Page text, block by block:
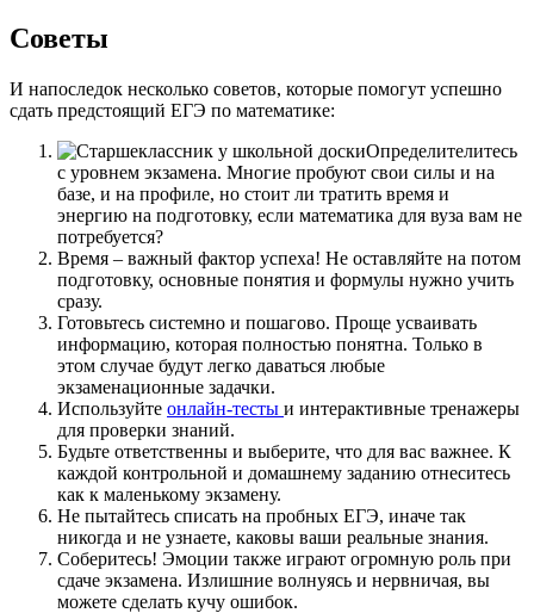
Советы
И напоследок несколько советов, которые помогут успешно
сдать предстоящий ЕГЭ по математике:
Определителитесь
с уровнем экзамена. Многие пробуют свои силы и на
базе, и на профиле, но стоит ли тратить время и
энергию на подготовку, если математика для вуза вам не
потребуется?
Время – важный фактор успеха! Не оставляйте на потом
подготовку, основные понятия и формулы нужно учить
сразу.
Готовьтесь системно и пошагово. Проще усваивать
информацию, которая полностью понятна. Только в
этом случае будут легко даваться любые
экзаменационные задачки.
Используйте онлайн-тесты и интерактивные тренажеры
для проверки знаний.
Будьте ответственны и выберите, что для вас важнее. К
каждой контрольной и домашнему заданию отнеситесь
как к маленькому экзамену.
Не пытайтесь списать на пробных ЕГЭ, иначе так
никогда и не узнаете, каковы ваши реальные знания.
Соберитесь! Эмоции также играют огромную роль при
сдаче экзамена. Излишние волнуясь и нервничая, вы
можете сделать кучу ошибок.